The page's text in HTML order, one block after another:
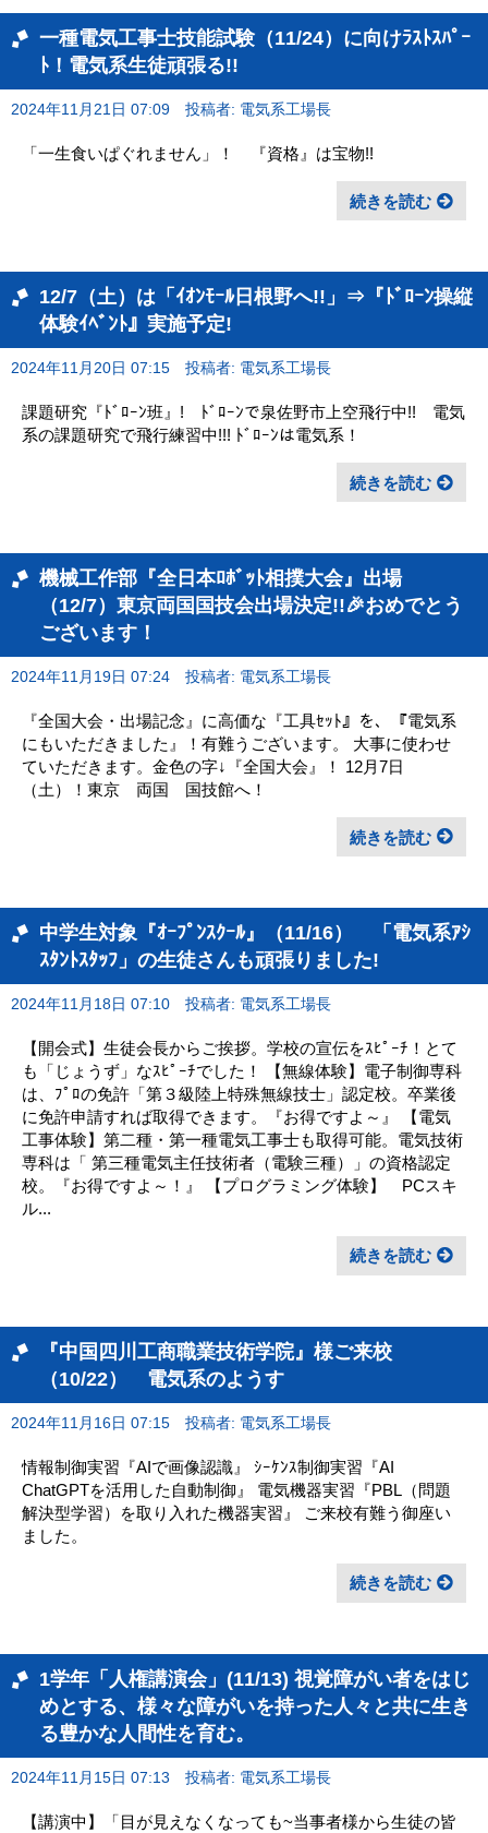
一種電気工事士技能試験（11/24）に向けﾗｽﾄｽﾊﾟｰ
ﾄ！電気系生徒頑張る!!
2024年11月21日 07:09 投稿者: 電気系工場長
「一生食いぱぐれません」！ 『資格』は宝物!!
続きを読む
12/7（土）は「ｲｵﾝﾓｰﾙ日根野へ!!」⇒『ﾄﾞﾛｰﾝ操縦
体験ｲﾍﾞﾝﾄ』実施予定!
2024年11月20日 07:15 投稿者: 電気系工場長
課題研究『ﾄﾞﾛｰﾝ班』! ﾄﾞﾛｰﾝで泉佐野市上空飛行中!! 電気
系の課題研究で飛行練習中!!! ﾄﾞﾛｰﾝは電気系！
続きを読む
機械工作部『全日本ﾛﾎﾞｯﾄ相撲大会』出場
（12/7）東京両国国技会出場決定!!🎉おめでとう
ございます！
2024年11月19日 07:24 投稿者: 電気系工場長
『全国大会・出場記念』に高価な『工具ｾｯﾄ』を、『電気系
にもいただきました』！有難うございます。 大事に使わせ
ていただきます。金色の字↓『全国大会』！ 12月7日
（土）！東京 両国 国技館へ！
続きを読む
中学生対象『ｵｰﾌﾟﾝｽｸｰﾙ』（11/16） 「電気系ｱｼ
ｽﾀﾝﾄｽﾀｯﾌ」の生徒さんも頑張りました!
2024年11月18日 07:10 投稿者: 電気系工場長
【開会式】生徒会長からご挨拶。学校の宣伝をｽﾋﾟｰﾁ！とて
も「じょうず」なｽﾋﾟｰﾁでした！ 【無線体験】電子制御専科
は、ﾌﾟﾛの免許「第３級陸上特殊無線技士」認定校。卒業後
に免許申請すれば取得できます。『お得ですよ～』 【電気
工事体験】第二種・第一種電気工事士も取得可能。電気技術
専科は「 第三種電気主任技術者（電験三種）」の資格認定
校。『お得ですよ～！』 【プログラミング体験】 PCスキ
ル...
続きを読む
『中国四川工商職業技術学院』様ご来校
（10/22） 電気系のようす
2024年11月16日 07:15 投稿者: 電気系工場長
情報制御実習『AIで画像認識』 ｼｰｹﾝｽ制御実習『AI
ChatGPTを活用した自動制御』 電気機器実習『PBL（問題
解決型学習）を取り入れた機器実習』 ご来校有難う御座い
ました。
続きを読む
1学年「人権講演会」(11/13) 視覚障がい者をはじ
めとする、様々な障がいを持った人々と共に生き
る豊かな人間性を育む。
2024年11月15日 07:13 投稿者: 電気系工場長
【講演中】「目が見えなくなっても~当事者様から生徒の皆